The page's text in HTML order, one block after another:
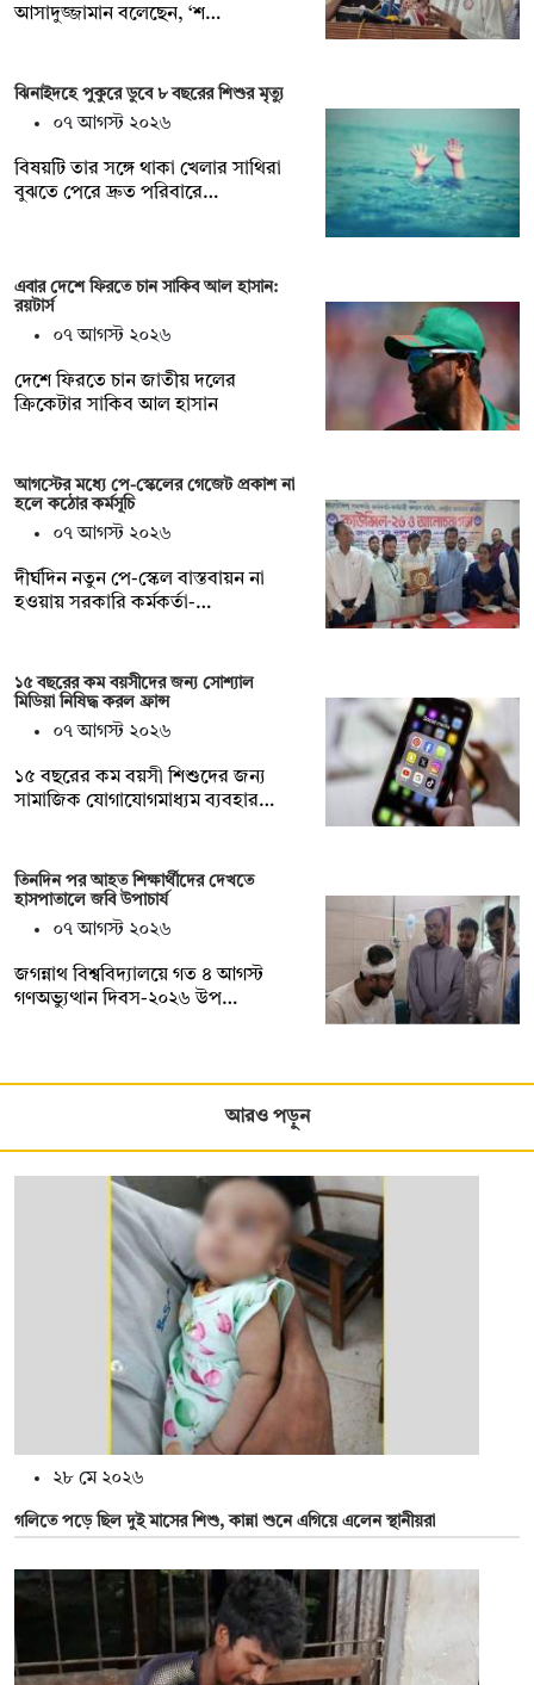
আসাদুজ্জামান বলেছেন, ‘শ…
ঝিনাইদহে পুকুরে ডুবে ৮ বছরের শিশুর মৃত্যু
০৭ আগস্ট ২০২৬
বিষয়টি তার সঙ্গে থাকা খেলার সাথিরা
বুঝতে পেরে দ্রুত পরিবারে…
এবার দেশে ফিরতে চান সাকিব আল হাসান:
রয়টার্স
০৭ আগস্ট ২০২৬
দেশে ফিরতে চান জাতীয় দলের
ক্রিকেটার সাকিব আল হাসান
আগস্টের মধ্যে পে-স্কেলের গেজেট প্রকাশ না
হলে কঠোর কর্মসূচি
০৭ আগস্ট ২০২৬
দীর্ঘদিন নতুন পে-স্কেল বাস্তবায়ন না
হওয়ায় সরকারি কর্মকর্তা-…
১৫ বছরের কম বয়সীদের জন্য সোশ্যাল
মিডিয়া নিষিদ্ধ করল ফ্রান্স
০৭ আগস্ট ২০২৬
১৫ বছরের কম বয়সী শিশুদের জন্য
সামাজিক যোগাযোগমাধ্যম ব্যবহার…
তিনদিন পর আহত শিক্ষার্থীদের দেখতে
হাসপাতালে জবি উপাচার্য
০৭ আগস্ট ২০২৬
জগন্নাথ বিশ্ববিদ্যালয়ে গত ৪ আগস্ট
গণঅভ্যুত্থান দিবস-২০২৬ উপ…
আরও পড়ুন
২৮ মে ২০২৬
গলিতে পড়ে ছিল দুই মাসের শিশু, কান্না শুনে এগিয়ে এলেন স্থানীয়রা